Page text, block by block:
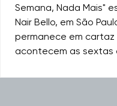
Semana, Nada Mais"
Nair Bello, em São
permanece em cartaz
acontecem as sextas
Divulgação) A